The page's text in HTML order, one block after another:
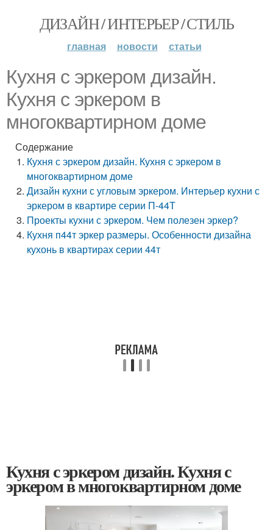
ДИЗАЙН / ИНТЕРЬЕР / СТИЛЬ
главная новости статьи
Кухня с эркером дизайн.
Кухня с эркером в
многоквартирном доме
Содержание
Кухня с эркером дизайн. Кухня с эркером в
многоквартирном доме
Дизайн кухни с угловым эркером. Интерьер кухни с
эркером в квартире серии П-44Т
Проекты кухни с эркером. Чем полезен эркер?
Кухня п44т эркер размеры. Особенности дизайна
кухонь в квартирах серии 44т
Кухня с эркером дизайн. Кухня с
эркером в многоквартирном доме